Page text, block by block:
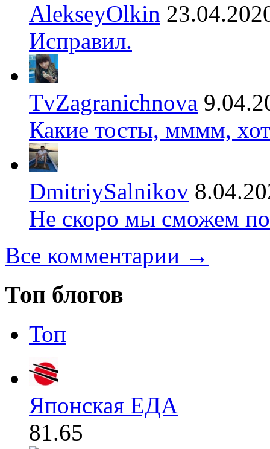
AlekseyOlkin
Исправил.
TvZagranichnova
Какие тосты, мммм,
DmitriySalnikov
Не скоро мы сможем
Все комментарии →
Топ блогов
Топ
Японская ЕДА
81.65